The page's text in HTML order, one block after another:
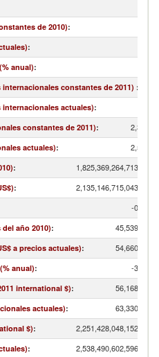
de 2010):
:
anual):
internacionales constantes de 2011) :
internacionales actuales):
constantes de 2011):
actuales):
: 1,825,369,264,713.22
: 2,135,146,715,043.55
-0.64
año 2010): 45,539.19
a precios actuales): 54,660.00
anual): -3.72
international $): 56,168.47
actuales): 63,330.00
$): 2,251,428,048,152.76
: 2,538,490,602,596.39